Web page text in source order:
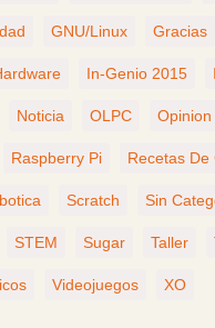
GNU/Linux Gracias
In-Genio 2015
Noticia OLPC Opinion
Raspberry Pi Recetas De
Scratch Sin
STEM Sugar Taller
Videojuegos XO